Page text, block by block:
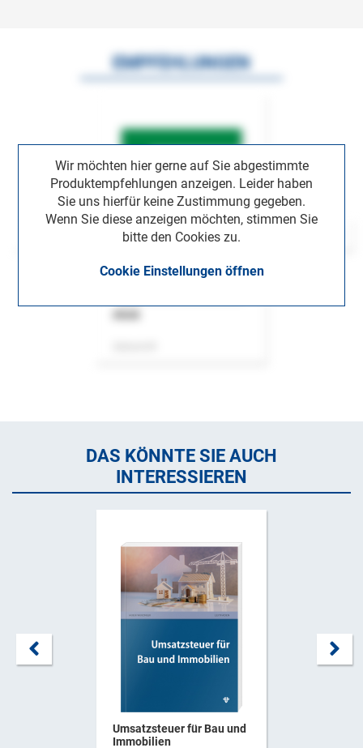
Wir möchten hier gerne auf Sie abgestimmte
Produktempfehlungen anzeigen. Leider haben
Sie uns hierfür keine Zustimmung gegeben.
Wenn Sie diese anzeigen möchten, stimmen Sie
bitte den Cookies zu.
Cookie Einstellungen öffnen
EMPFEHLUNGEN
DAS KÖNNTE SIE AUCH
INTERESSIEREN
Umsatzsteuer für Bau und
Immobilien